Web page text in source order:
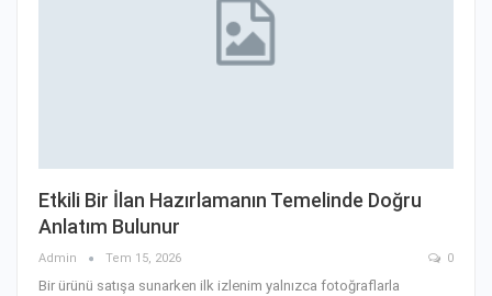
Etkili Bir İlan Hazırlamanın Temelinde Doğru
Anlatım Bulunur
Admin Tem 15, 2026 0
Bir ürünü satışa sunarken ilk izlenim yalnızca fotoğraflarla